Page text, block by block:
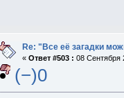
Re: "Все её загадки
« Ответ #503 : 08 Сентября
(−)0